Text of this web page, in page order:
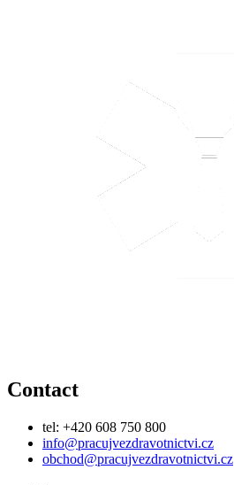
Contact
tel: +420 608 750 800
info@pracujvezdravotnictvi.cz
obchod@pracujvezdravotnictvi.cz